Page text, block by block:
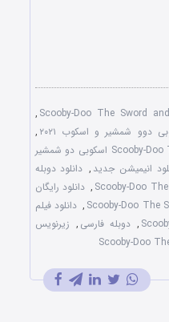
Scooby-Doo The Sword
,
دوو شمشیر و اسکوب ۲۰۲۱
,
انیمیشن Scooby-Doo The Sword and the Scoob اسکوبی دو شمشیر
انیمیشن جدید , دانلود دوبله
, دانلود رایگان
, دانلود فیلم
, دوبله فارسی , زیرنویس